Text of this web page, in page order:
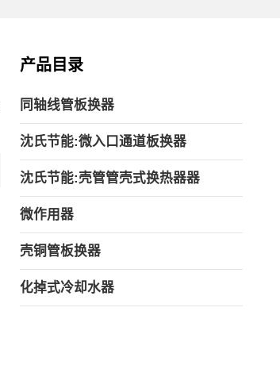
产品目录
同轴线管板换器
沈氏节能:微入口通道板换器
沈氏节能:壳管管壳式换热器器
微作用器
壳铜管板换器
化掉式冷却水器